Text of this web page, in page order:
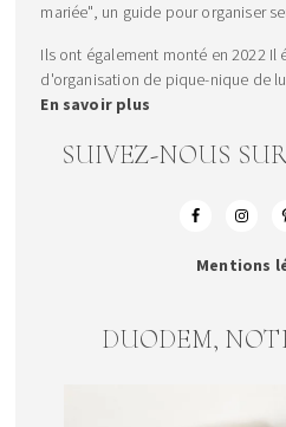
mariée", un guide pour organiser
Ils ont également monté en 2022
d'organisation de pique-nique de
En savoir plus
SUIVEZ-NOUS
Mentions
DUODEM,